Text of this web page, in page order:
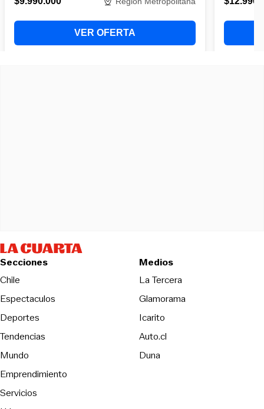
Secciones
Chile
Espectaculos
Deportes
Tendencias
Mundo
Emprendimiento
Servicios
Medios
La TerceraOpens in new
Glamorama
Icarito
Auto.cl
DunaOpens in new window